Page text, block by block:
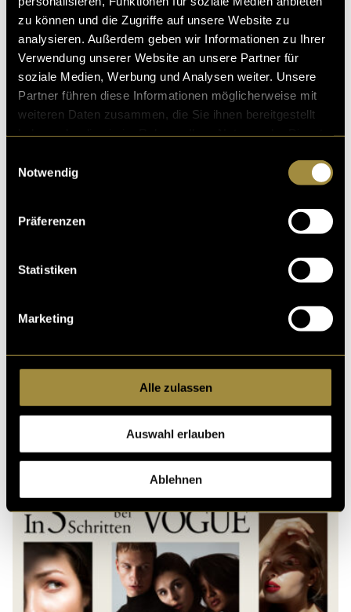
zu können und die Zugriffe auf unsere Website zu
analysieren. Außerdem geben wir Informationen zu Ihrer
Verwendung unserer Website an unsere Partner für
soziale Medien, Werbung und Analysen weiter. Unsere
Partner führen diese Informationen möglicherweise mit
weiteren Daten zusammen, die Sie ihnen bereitgestellt
Notwendig
Präferenzen
Statistiken
Marketing
Alle zulassen
Auswahl erlauben
Ablehnen
Fakten für Interessierte
Meine Renderzeiten beliefen sich auf zwischen
2 Stunden und 6 Stunden für die finalen Bilder.
Für das Erstellen und Rendern der Szenen
benutze ich einen MacBook Pro M1 Max
https://plakativ.store/collections/marius-wickli
Ähnliche Artikel